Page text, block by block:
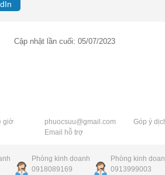
Cập nhật lần cuối: 05/07/2023
giờ
phuocsuu@gmail.com
Email hỗ trợ
Góp ý
Phòng kinh doanh
0918089169
Phòng kinh
0913999003